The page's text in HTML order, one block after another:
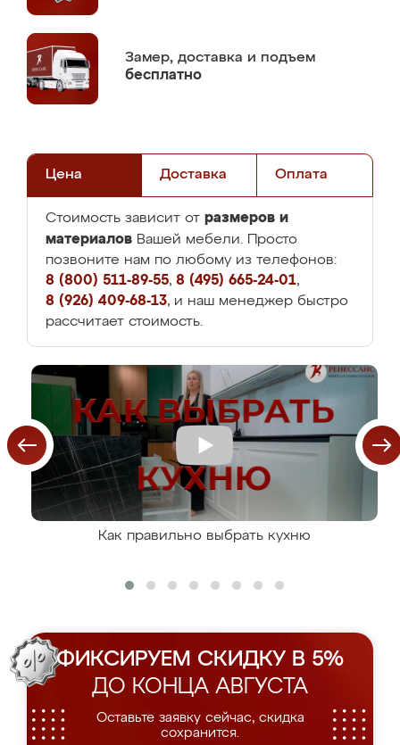
Замер, доставка и подъем
бесплатно
Цена Доставка Оплата
Стоимость зависит от размеров и
материалов Вашей мебели. Просто
позвоните нам по любому из телефонов:
8 (800) 511-89-55, 8 (495) 665-24-01,
8 (926) 409-68-13, и наш менеджер быстро
рассчитает стоимость.
Как правильно выбрать кухню
ФИКСИРУЕМ СКИДКУ В 5%
ДО КОНЦА АВГУСТА
Оставьте заявку сейчас, скидка
сохранится.